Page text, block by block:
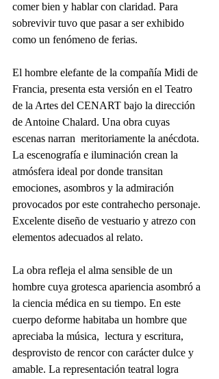
comer bien y hablar con claridad. Para
sobrevivir tuvo que pasar a ser exhibido
como un fenómeno de ferias.
El hombre elefante de la compañía Midi de
Francia, presenta esta versión en el Teatro
de la Artes del CENART bajo la dirección
de Antoine Chalard. Una obra cuyas
escenas narran  meritoriamente la anécdota.
La escenografía e iluminación crean la
atmósfera ideal por donde transitan
emociones, asombros y la admiración
provocados por este contrahecho personaje.
Excelente diseño de vestuario y atrezo con
elementos adecuados al relato.
La obra refleja el alma sensible de un
hombre cuya grotesca apariencia asombró a
la ciencia médica en su tiempo. En este
cuerpo deforme habitaba un hombre que
apreciaba la música,  lectura y escritura,
desprovisto de rencor con carácter dulce y
amable. La representación teatral logra